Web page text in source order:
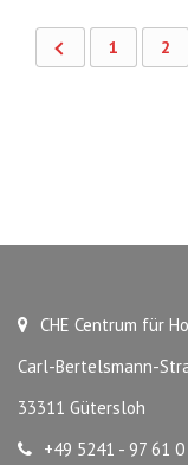
1 2
CHE Centrum für
Carl-Bertelsmann-
33311 Gütersloh
+49 5241 - 97 61 0